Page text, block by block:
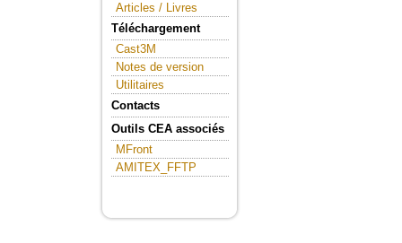
Articles / Livres
Téléchargement
Cast3M
Notes de version
Utilitaires
Contacts
Outils CEA associés
MFront
AMITEX_FFTP